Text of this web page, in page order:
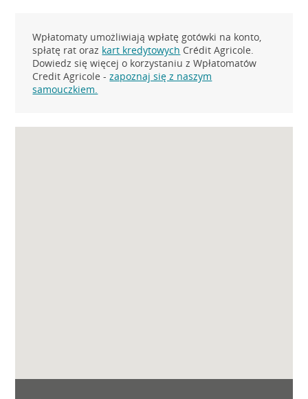
Wpłatomaty umożliwiają wpłatę gotówki na konto,
spłatę rat oraz kart kredytowych Crédit Agricole.
Dowiedz się więcej o korzystaniu z Wpłatomatów
Credit Agricole -zapoznaj się z naszym
samouczkiem.